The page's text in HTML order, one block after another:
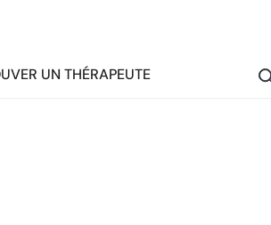
UN THÉRAPEUTE